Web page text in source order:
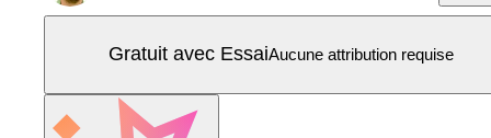
Gratuit avec EssaiAucune attribution requise